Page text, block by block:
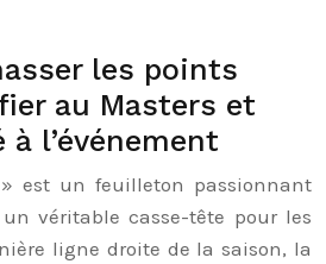
les points
au Masters et
l’événement
est un feuilleton passionnant
véritable casse-tête pour les
ligne droite de la saison, la